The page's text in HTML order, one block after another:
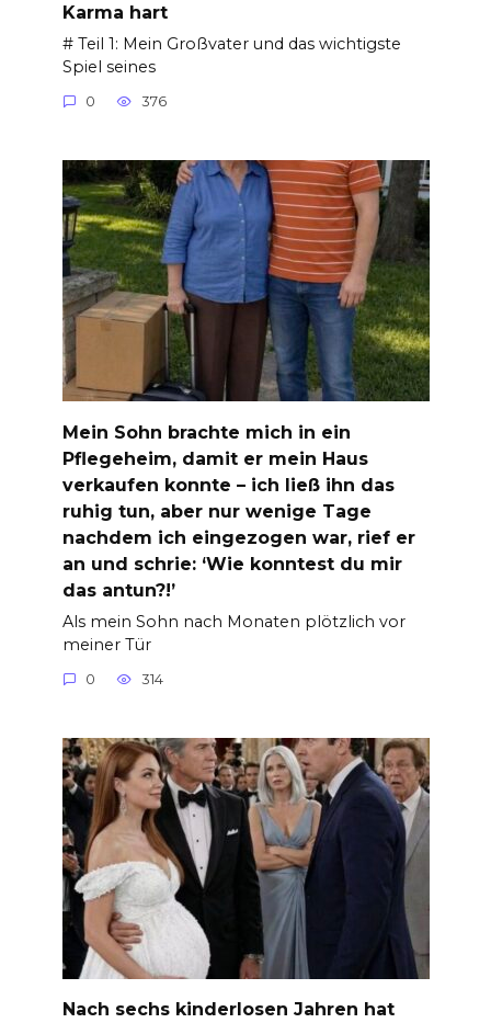
Karma hart
# Teil 1: Mein Großvater und das wichtigste
Spiel seines
0 376
Mein Sohn brachte mich in ein
Pflegeheim, damit er mein Haus
verkaufen konnte – ich ließ ihn das
ruhig tun, aber nur wenige Tage
nachdem ich eingezogen war, rief er
an und schrie: ‘Wie konntest du mir
das antun?!’
Als mein Sohn nach Monaten plötzlich vor
meiner Tür
0 314
Nach sechs kinderlosen Jahren hat